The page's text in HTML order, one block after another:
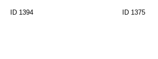
ID 1394 ID 1375